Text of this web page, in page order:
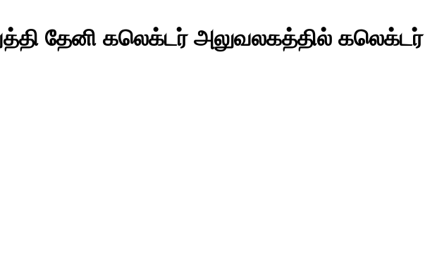
தேனி கலெக்டர் அலுவலகத்தில் கலெக்டர்